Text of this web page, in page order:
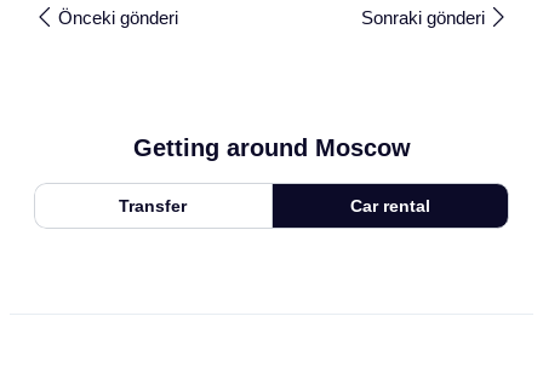
Önceki gönderi Sonraki gönderi
Getting around Moscow
Transfer Car rental